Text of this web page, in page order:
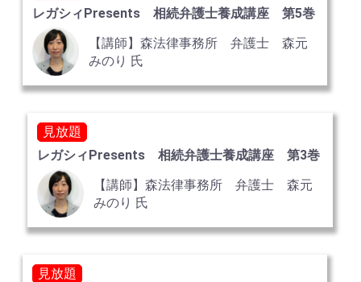
レガシィPresents 相続弁護士養成講座 第5巻
【講師】森法律事務所 弁護士 森元
みのり 氏
見放題
レガシィPresents 相続弁護士養成講座 第3巻
【講師】森法律事務所 弁護士 森元
みのり 氏
見放題